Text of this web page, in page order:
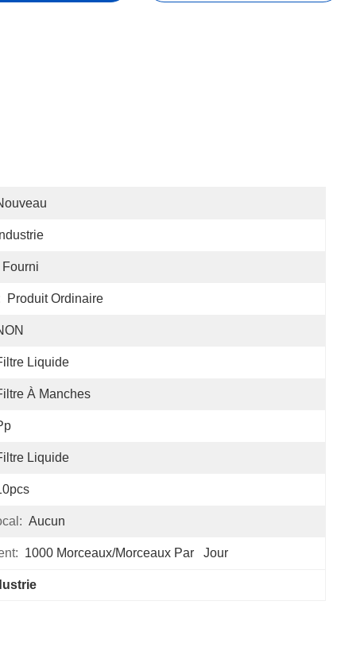
Industrie
Fourni
Produit Ordinaire
Liquide
À Manches
Liquide
Aucun
1000 Morceaux/morceaux Par   Jour